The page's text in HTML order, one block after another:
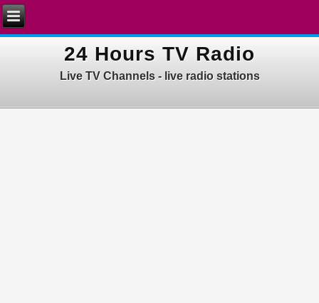
24 Hours TV Radio
Live TV Channels - live radio stations